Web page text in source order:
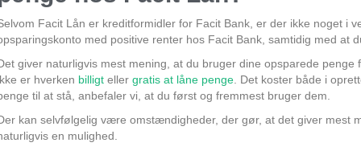
Facit Lån er kreditformidler for Facit Bank, er der ikke noget i
med positive renter hos Facit Bank, samtidig med at
giver naturligvis mest mening, at du bruger dine opsparede
er hverken billigt eller gratis at låne penge . Det koster både i
til at stå, anbefaler vi, at du først og fremmest bruger dem.
kan selvfølgelig være omstændigheder, der gør, at det giver mest
en mulighed.